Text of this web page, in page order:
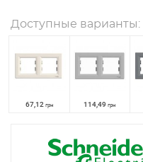
Доступные варианты:
67,12 грн 114,49 грн